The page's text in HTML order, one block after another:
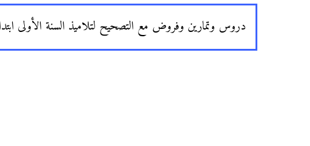
دروس وتمارين وفروض مع التصحيح لتلاميذ السنة الأولى